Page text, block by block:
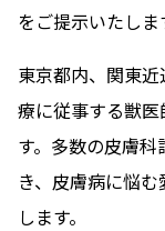
をご提示いたしま
東京都内、関東
療に従事する獣
す。多数の皮膚
き、皮膚病に悩
します。